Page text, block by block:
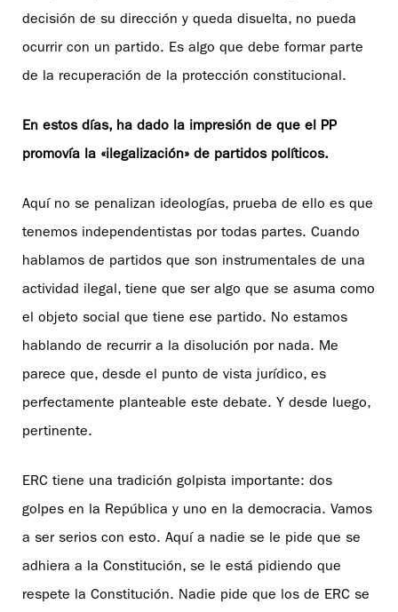
decisión de su dirección y queda disuelta, no pueda
ocurrir con un partido. Es algo que debe formar parte
de la recuperación de la protección constitucional.
En estos días, ha dado la impresión de que el PP
promovía la «ilegalización» de partidos políticos.
Aquí no se penalizan ideologías, prueba de ello es que
tenemos independentistas por todas partes. Cuando
hablamos de partidos que son instrumentales de una
actividad ilegal, tiene que ser algo que se asuma como
el objeto social que tiene ese partido. No estamos
hablando de recurrir a la disolución por nada. Me
parece que, desde el punto de vista jurídico, es
perfectamente planteable este debate. Y desde luego,
pertinente.
ERC tiene una tradición golpista importante: dos
golpes en la República y uno en la democracia. Vamos
a ser serios con esto. Aquí a nadie se le pide que se
adhiera a la Constitución, se le está pidiendo que
respete la Constitución. Nadie pide que los de ERC se